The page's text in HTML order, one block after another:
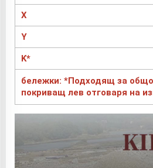
Х
Y
K*
бележки: *Подходящ за
покриващ лев отговаря на